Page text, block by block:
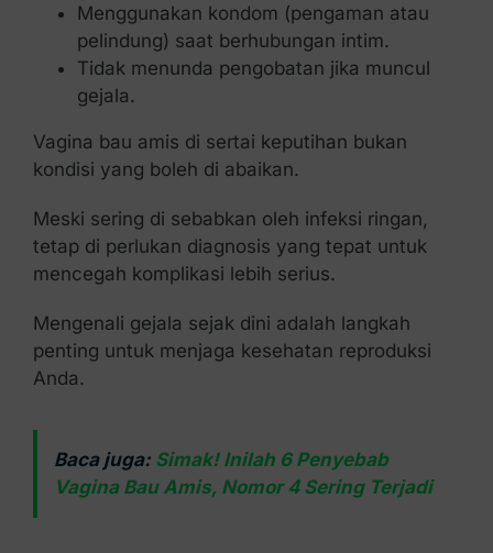
Menggunakan kondom (pengaman atau
pelindung) saat berhubungan intim.
Tidak menunda pengobatan jika muncul
gejala.
Vagina bau amis di sertai keputihan bukan
kondisi yang boleh di abaikan.
Meski sering di sebabkan oleh infeksi ringan,
tetap di perlukan diagnosis yang tepat untuk
mencegah komplikasi lebih serius.
Mengenali gejala sejak dini adalah langkah
penting untuk menjaga kesehatan reproduksi
Anda.
Baca juga: Simak! Inilah 6 Penyebab
Vagina Bau Amis, Nomor 4 Sering Terjadi